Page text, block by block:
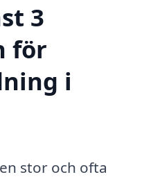
3
för
i
stor och ofta